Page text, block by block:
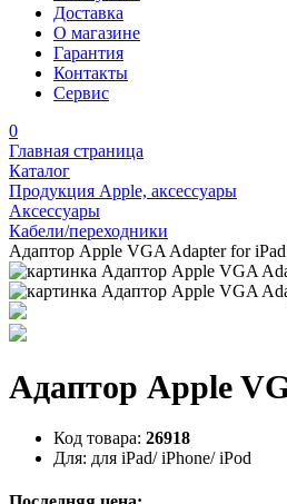
Доставка
О магазине
Гарантия
Контакты
Сервис
0
Главная страница
Каталог
Продукция Apple, аксессуары
Аксессуары
Кабели/переходники
Адаптор Apple VGA Adapter for
Адаптор Apple
Код товара: 26918
Для: для iPad/ iPhone/ iPod